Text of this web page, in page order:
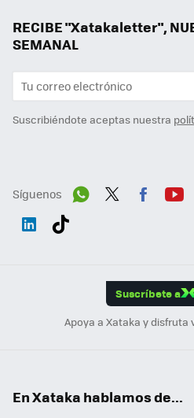
RECIBE "Xatakaletter",
SEMANAL
Suscribiéndote aceptas nuestra
Síguenos
Suscríbete a
Apoya a Xataka y
En Xataka hablamos de...